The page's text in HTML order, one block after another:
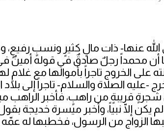
عنها- ذات مالٍ كثيرٍ ونسبٍ رفيعٍ،
أن محمداً رجلٌ صادقٌ في قوله أمينٌ
على الخروج تاجراً بأموالها مع غلامٍ
عليه الصلاة والسلام- تاجراً إلى بلاد
قريبةٍ من راهبٍ، فأخبر الراهب
إلّا نبياً، وأخبر ميسرة خديجة
الزواج من الرسول، فخطبها له عمّه